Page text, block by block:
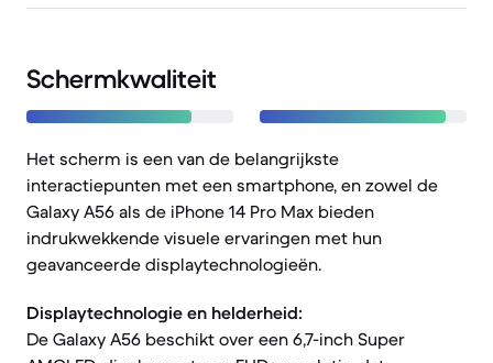
Schermkwaliteit
Het scherm is een van de belangrijkste
interactiepunten met een smartphone, en zowel de
Galaxy A56 als de iPhone 14 Pro Max bieden
indrukwekkende visuele ervaringen met hun
geavanceerde displaytechnologieën.
Displaytechnologie en helderheid:
De Galaxy A56 beschikt over een 6,7-inch Super